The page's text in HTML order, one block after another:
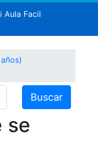
Aula Facil
Buscar
se